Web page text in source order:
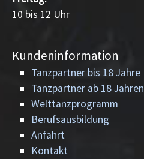
10 bis 12 Uhr
Kundeninformation
Tanzpartner bis 18 Jahre
Tanzpartner ab 18 Jahren
Welttanzprogramm
Berufsausbildung
Anfahrt
Kontakt